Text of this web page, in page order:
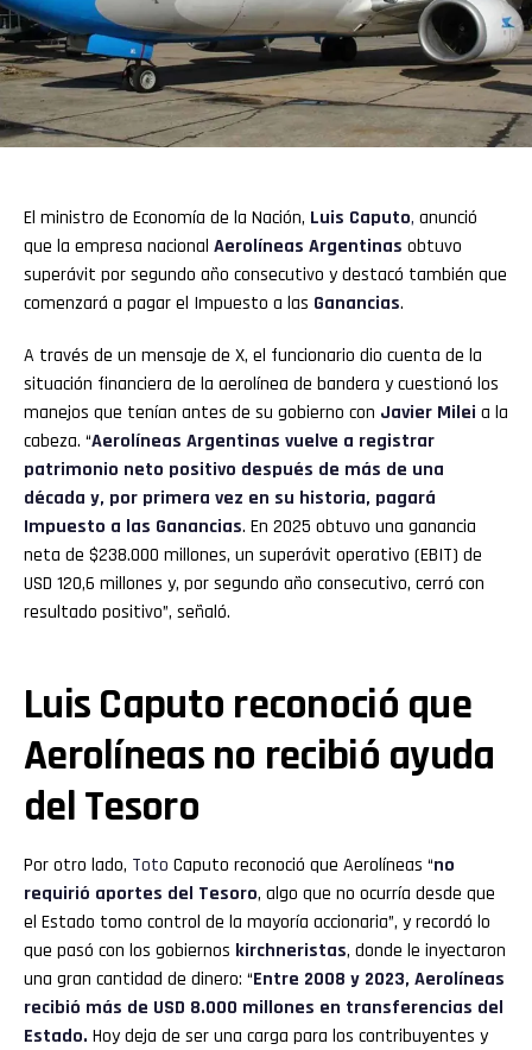
El ministro de Economía de la Nación, Luis Caputo, anunció
que la empresa nacional Aerolíneas Argentinas obtuvo
superávit por segundo año consecutivo y destacó también que
comenzará a pagar el Impuesto a las Ganancias.
A través de un mensaje de X, el funcionario dio cuenta de la
situación financiera de la aerolínea de bandera y cuestionó los
manejos que tenían antes de su gobierno con Javier Milei a la
cabeza. “Aerolíneas Argentinas vuelve a registrar
patrimonio neto positivo después de más de una
década y, por primera vez en su historia, pagará
Impuesto a las Ganancias. En 2025 obtuvo una ganancia
neta de $238.000 millones, un superávit operativo (EBIT) de
USD 120,6 millones y, por segundo año consecutivo, cerró con
resultado positivo”, señaló.
Luis Caputo reconoció que
Aerolíneas no recibió ayuda
del Tesoro
Por otro lado, Toto Caputo reconoció que Aerolíneas “no
requirió aportes del Tesoro, algo que no ocurría desde que
el Estado tomo control de la mayoría accionaria”, y recordó lo
que pasó con los gobiernos kirchneristas, donde le inyectaron
una gran cantidad de dinero: “Entre 2008 y 2023, Aerolíneas
recibió más de USD 8.000 millones en transferencias del
Estado. Hoy deja de ser una carga para los contribuyentes y